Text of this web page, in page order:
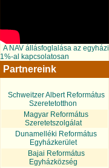
A NAV állásfoglalása az egyházi
1%-al kapcsolatosan
Partnereink
Schweitzer Albert Református
Szeretetotthon
Magyar Református
Szeretetszolgálat
Dunamelléki Református
Egyházkerület
Bajai Református
Egyházközség